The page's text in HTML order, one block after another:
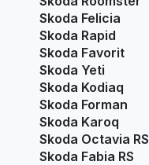
Skoda Felicia
Skoda Rapid
Skoda Favorit
Skoda Yeti
Skoda Kodiaq
Skoda Forman
Skoda Karoq
Skoda Octavia RS
Skoda Fabia RS